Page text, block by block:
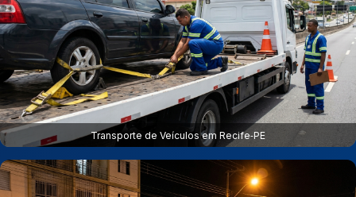
Transporte de Veículos em Recife‑PE